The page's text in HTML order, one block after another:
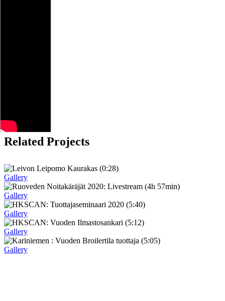
Related Projects
Gallery
Gallery
Gallery
Gallery
Gallery